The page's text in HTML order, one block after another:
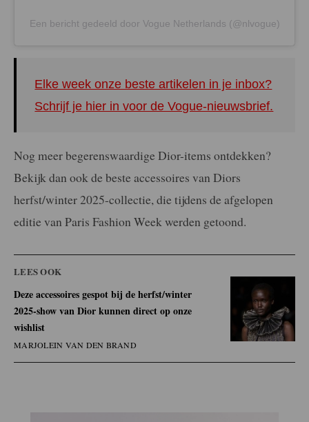
Een bericht gedeeld door Vogue Netherlands (@nlvogue)
Elke week onze beste artikelen in je inbox?
Schrijf je hier in voor de Vogue-nieuwsbrief.
Nog meer begerenswaardige Dior-items ontdekken?
Bekijk dan ook de beste accessoires van Diors
herfst/winter 2025-collectie, die tijdens de afgelopen
editie van Paris Fashion Week werden getoond.
LEES OOK
Deze accessoires gespot bij de herfst/winter
2025-show van Dior kunnen direct op onze
wishlist
MARJOLEIN VAN DEN BRAND